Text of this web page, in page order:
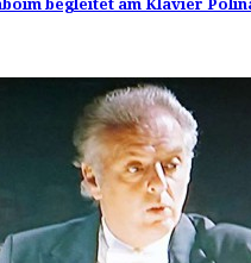
begleitet am Klavier